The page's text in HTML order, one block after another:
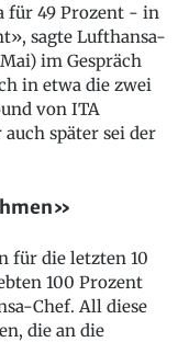
für 49 Prozent - in
sagte Lufthansa-
im Gespräch
in etwa die zwei
von ITA
später sei der
für die letzten 10
100 Prozent
Chef. All diese
die an die